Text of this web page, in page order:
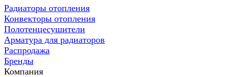
Радиаторы отопления
Конвекторы отопления
Полотенцесушители
Арматура для радиаторов
Распродажа
Бренды
Компания